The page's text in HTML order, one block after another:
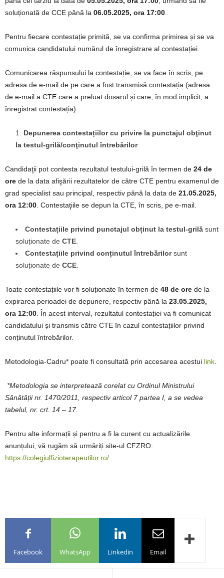
soluționată de CCE până la 06.05.2025, ora 17:00
Pentru fiecare contestație primită, se va confirma primirea și se va
comunica candidatului numărul de înregistrare al contestației.
Comunicarea răspunsului la contestație, se va face în scris, pe
adresa de e-mail de pe care a fost transmisă contestația (adresa
de e-mail a CTE care a preluat dosarul și care, în mod implicit, a
înregistrat contestația).
Depunerea contestațiilor cu privire la punctajul obţinut
la testul-grilă/conţinutul întrebărilor
Candidaţii pot contesta rezultatul testului-grilă în termen de 24 de
ore de la data afişării rezultatelor de către CTE pentru examenul de
grad specialist sau principal, respectiv până la data de 21.05.2025,
ora 12:00 . Contestaţiile se depun la CTE, în scris, pe e-mail.
Contestațiile privind punctajul obținut la testul-grilă sunt
soluționate de CTE
Contestațiile privind conținutul întrebărilorsunt
soluționate de CCE
Toate contestațiile vor fi soluționate în termen de 48 de ore de la
expirarea perioadei de depunere, respectiv până la 23.05.2025,
ora 12:00 . În acest interval, rezultatul contestației va fi comunicat
candidatului și transmis către CTE în cazul contestațiilor privind
conținutul întrebărilor.
Metodologia-Cadru* poate fi consultată prin accesarea acestui link
*Metodologia se interpretează corelat cu Ordinul Ministrului
Sănătății nr. 1470/2011, respectiv articol 7 partea I, a se vedea
tabelul, nr. crt. 14 – 17.
Pentru alte informații și pentru a fi la curent cu actualizările
anunțului, vă rugăm să urmăriți site-ul CFZRO:
https://colegiulfizioterapeutilor.ro/
Facebook WhatsApp Linkedin Email